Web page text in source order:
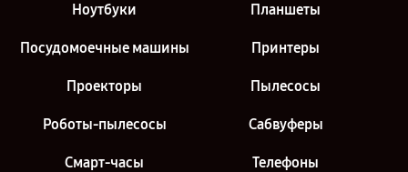
Ноутбуки Планшеты
Посудомоечные машины Принтеры
Проекторы Пылесосы
Роботы-пылесосы Сабвуферы
Смарт-часы Телефоны